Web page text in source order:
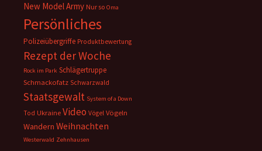
New Model Army Nur so Oma
Persönliches
Polizeiübergriffe Produktbewertung
Rezept der Woche
Rock im Park Schlägertruppe
Schmackofatz Schwarzwald
Staatsgewalt System of a Down
Tod Ukraine Video Vögel Vögeln
Wandern Weihnachten
Westerwald Zehnhausen